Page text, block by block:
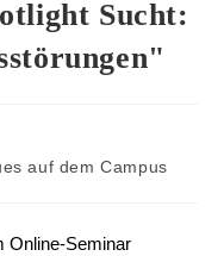
Sucht:
auf dem Campus
Online-Seminar